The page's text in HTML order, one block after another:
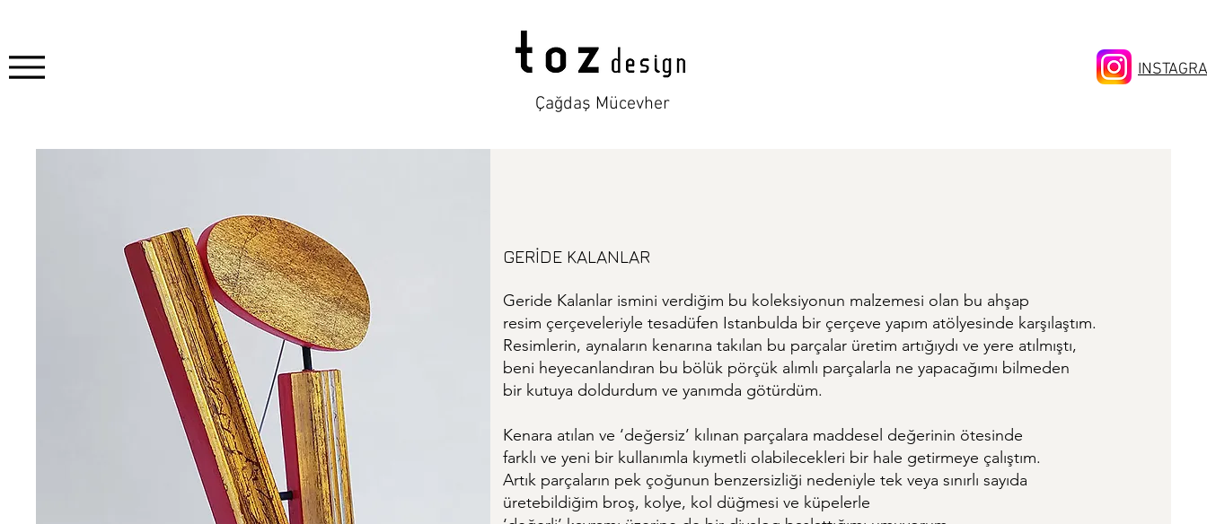
Çağdaş Mücevher
GERİDE KALANLAR
Geride Kalanlar ismini verdiğim bu koleksiyonun malzemesi olan bu ahşap
resim çerçeveleriyle tesadüfen Istanbulda bir çerçeve yapım atölyesinde karşılaştım.
Resimlerin, aynaların kenarına takılan bu parçalar üretim artığıydı ve yere atılmıştı,
beni heyecanlandıran bu bölük pörçük alımlı parçalarla ne yapacağımı bilmeden
bir kutuya doldurdum ve yanımda götürdüm.
Kenara atılan ve ‘değersiz’ kılınan parçalara maddesel değerinin ötesinde
farklı ve yeni bir kullanımla kıymetli olabilecekleri bir hale getirmeye çalıştım.
Artık parçaların pek çoğunun benzersizliği nedeniyle tek veya sınırlı sayıda
üretebildiğim broş, kolye, kol düğmesi ve küpelerle